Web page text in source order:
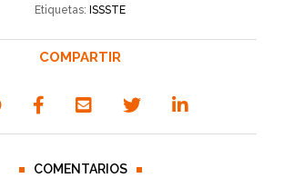
Etiquetas: ISSSTE
COMPARTIR
COMENTARIOS